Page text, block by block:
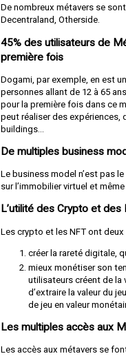
De nombreux métavers se
Decentraland, Otherside.
45% des utilisateurs de
première fois
Dogami, par exemple, en est
personnes allant de 12 à 65
pour la première fois dans ce
peut réaliser des
buildings…
De multiples business
Le business model n’est pas
sur l’immobilier virtuel et
L’utilité des Crypto et
Les crypto et les NFT ont
créer la rareté digitale,
mieux monétiser son
utilisateurs créent de la
d’extraire la valeur du
de jeu en valeur
Les multiples accès aux
Les accès aux métavers se